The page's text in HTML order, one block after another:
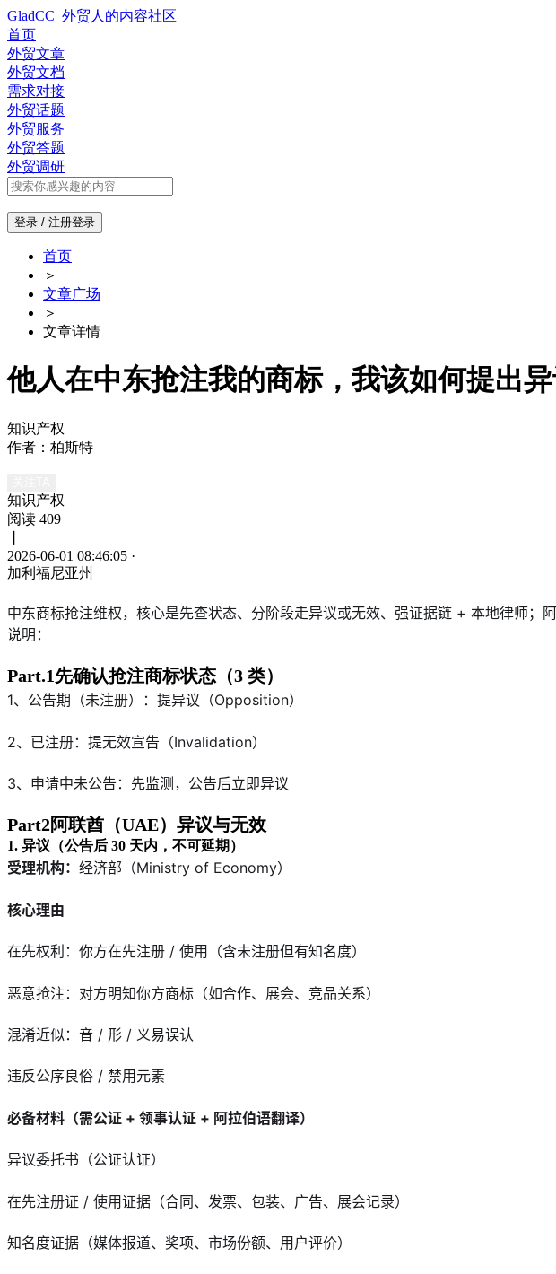
GladCC_外贸人的内容社区
首页
外贸文章
外贸文档
需求对接
外贸话题
外贸服务
外贸答题
外贸调研
登录 / 注册登录
首页
＞
文章广场
＞
文章详情
他人在中东抢注我的商标，我该如何提出
知识产权
作者：柏斯特
知识产权
阅读 409
2026-06-01 08:46:05 ·
加利福尼亚州
中东商标抢注维权，核心是先查状态、分阶段走异议或无效、强证据链 + 本地律师
说明：
Part.1先确认抢注商标状态（3 类）
1、公告期（未注册）：提异议（Opposition）
2、已注册：提无效宣告（Invalidation）
3、申请中未公告：先监测，公告后立即异议
Part2阿联酋（UAE）异议与无效
1. 异议（公告后 30 天内，不可延期）
受理机构： 经济部（Ministry of Economy）
核心理由
在先权利：你方在先注册 / 使用（含未注册但有知名度）
恶意抢注：对方明知你方商标（如合作、展会、竞品关系）
混淆近似：音 / 形 / 义易误认
违反公序良俗 / 禁用元素
必备材料（需公证 + 领事认证 + 阿拉伯语翻译）
异议委托书（公证认证）
在先注册证 / 使用证据（合同、发票、包装、广告、展会记录）
知名度证据（媒体报道、奖项、市场份额、用户评价）